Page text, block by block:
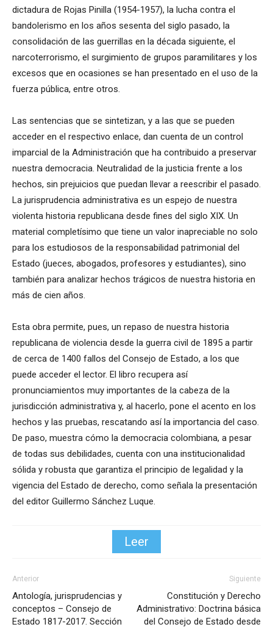
dictadura de Rojas Pinilla (1954-1957), la lucha contra el
bandolerismo en los años sesenta del siglo pasado, la
consolidación de las guerrillas en la década siguiente, el
narcoterrorismo, el surgimiento de grupos paramilitares y los
excesos que en ocasiones se han presentado en el uso de la
fuerza pública, entre otros.
Las sentencias que se sintetizan, y a las que se pueden
acceder en el respectivo enlace, dan cuenta de un control
imparcial de la Administración que ha contribuido a preservar
nuestra democracia. Neutralidad de la justicia frente a los
hechos, sin prejuicios que puedan llevar a reescribir el pasado.
La jurisprudencia administrativa es un espejo de nuestra
violenta historia republicana desde fines del siglo XIX. Un
material completísimo que tiene un valor inapreciable no solo
para los estudiosos de la responsabilidad patrimonial del
Estado (jueces, abogados, profesores y estudiantes), sino
también para analizar hechos trágicos de nuestra historia en
más de cien años.
Esta obra permite, pues, un repaso de nuestra historia
republicana de violencia desde la guerra civil de 1895 a partir
de cerca de 1400 fallos del Consejo de Estado, a los que
puede acceder el lector. El libro recupera así
pronunciamientos muy importantes de la cabeza de la
jurisdicción administrativa y, al hacerlo, pone el acento en los
hechos y las pruebas, rescatando así la importancia del caso.
De paso, muestra cómo la democracia colombiana, a pesar
de todas sus debilidades, cuenta con una institucionalidad
sólida y robusta que garantiza el principio de legalidad y la
vigencia del Estado de derecho, como señala la presentación
del editor Guillermo Sánchez Luque.
Leer
Anterior
Antología, jurisprudencias y
conceptos – Consejo de
Estado 1817-2017. Sección
Siguiente
Constitución y Derecho
Administrativo: Doctrina básica
del Consejo de Estado desde